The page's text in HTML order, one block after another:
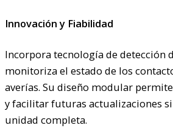
Innovación y Fiabilidad
Incorpora tecnología de detección
monitoriza el estado de los
averías. Su diseño modular
y facilitar futuras actualizaciones
unidad completa.